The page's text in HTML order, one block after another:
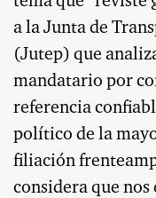
a la Junta de
(Jutep) que
mandatario por
referencia
político de la
filiación
considera que